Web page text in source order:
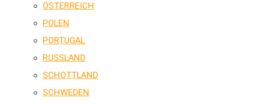
ÖSTERREICH
POLEN
PORTUGAL
RUSSLAND
SCHOTTLAND
SCHWEDEN